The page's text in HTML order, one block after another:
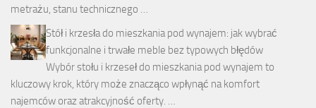
metrażu, stanu technicznego …
Stół i krzesła do mieszkania pod wynajem: jak wybrać
funkcjonalne i trwałe meble bez typowych błędów
Wybór stołu i krzeseł do mieszkania pod wynajem to
kluczowy krok, który może znacząco wpłynąć na komfort
najemców oraz atrakcyjność oferty. …